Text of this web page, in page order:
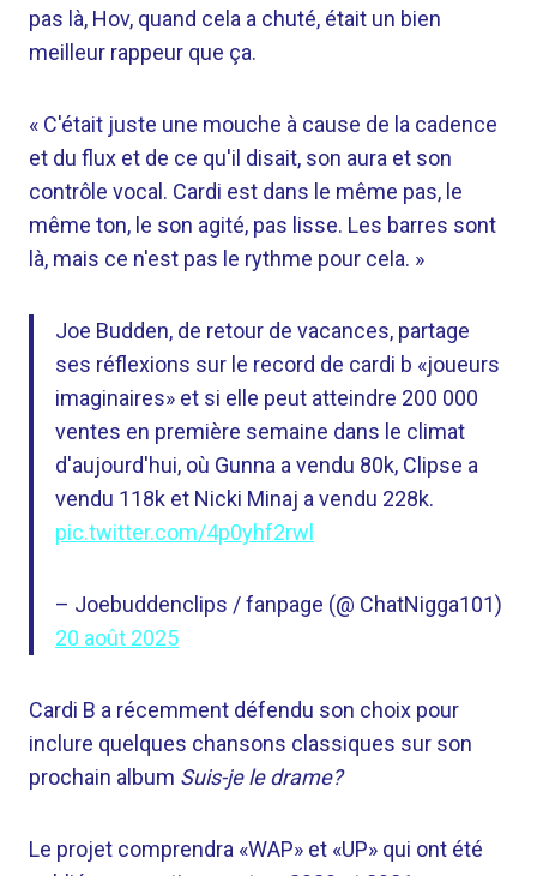
pas là, Hov, quand cela a chuté, était un bien
meilleur rappeur que ça.
« C'était juste une mouche à cause de la cadence
et du flux et de ce qu'il disait, son aura et son
contrôle vocal. Cardi est dans le même pas, le
même ton, le son agité, pas lisse. Les barres sont
là, mais ce n'est pas le rythme pour cela. »
Joe Budden, de retour de vacances, partage
ses réflexions sur le record de cardi b «joueurs
imaginaires» et si elle peut atteindre 200 000
ventes en première semaine dans le climat
d'aujourd'hui, où Gunna a vendu 80k, Clipse a
vendu 118k et Nicki Minaj a vendu 228k.
pic.twitter.com/4p0yhf2rwl
– Joebuddenclips / fanpage (@ ChatNigga101)
20 août 2025
Cardi B a récemment défendu son choix pour
inclure quelques chansons classiques sur son
prochain album Suis-je le drame?
Le projet comprendra «WAP» et «UP» qui ont été